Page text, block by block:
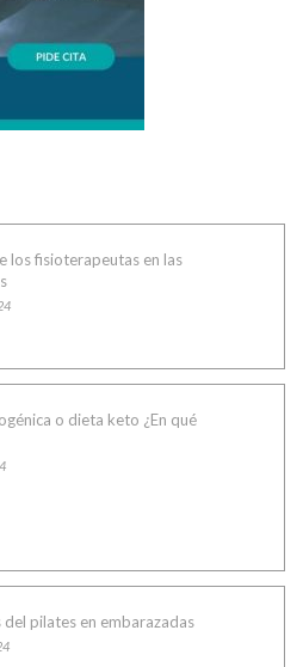
los fisioterapeutas en las
o dieta keto ¿En qué
del pilates en embarazadas